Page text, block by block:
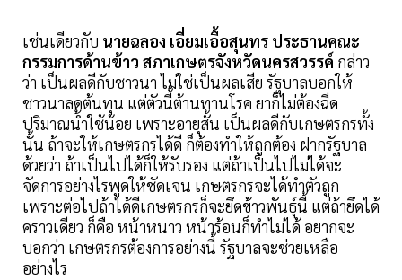
เช่นเดียวกับ นายฉลอง เอี่ยมเอื้อสุนทร ประธานคณะ
กรรมการด้านข้าว สภาเกษตรจังหวัดนครสวรรค์ กล่าว
ว่า เป็นผลดีกับชาวนา ไม่ใช่เป็นผลเสีย รัฐบาลบอกให้
ชาวนาลดต้นทุน แต่ตัวนี้ต้านทานโรค ยาก็ไม่ต้องฉีด
ปริมาณน้ำใช้น้อย เพราะอายุสั้น เป็นผลดีกับเกษตรกรทั้ง
นั้น ถ้าจะให้เกษตรกรได้ดี ก็ต้องทำให้ถูกต้อง ฝากรัฐบาล
ด้วยว่า ถ้าเป็นไปได้ก็ให้รับรอง แต่ถ้าเป็นไปไม่ได้จะ
จัดการอย่างไรพูดให้ชัดเจน เกษตรกรจะได้ทำตัวถูก
เพราะต่อไปถ้าได้ดีเกษตรกรก็จะยึดข้าวพันธุ์นี้ แต่ถ้ายึดได้
คราวเดียว ก็คือ หน้าหนาว หน้าร้อนก็ทำไม่ได้ อยากจะ
บอกว่า เกษตรกรต้องการอย่างนี้ รัฐบาลจะช่วยเหลือ
อย่างไร